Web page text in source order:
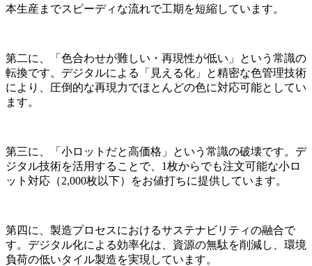
本生産までスピーディな流れで工期を短縮しています。
第二に、「色合わせが難しい・再現性が低い」という常識の
転換です。デジタルによる「見える化」と精密な色管理技術
により、圧倒的な再現力でほとんどの色に対応可能としてい
ます。
第三に、「小ロットだと高価格」という常識の破壊です。デ
ジタル技術を活用することで、1枚からでも注文可能な小ロ
ット対応（2,000枚以下）をお値打ちに提供しています。
第四に、製造プロセスにおけるサステナビリティの融合で
す。デジタル化による効率化は、資源の無駄を削減し、環境
負荷の低いタイル製造を実現しています。